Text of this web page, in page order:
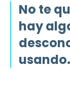
No te
hay
usando.